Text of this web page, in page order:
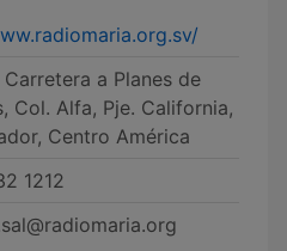
a Planes de
Col. Alfa, Pje. California,
Centro América
1212